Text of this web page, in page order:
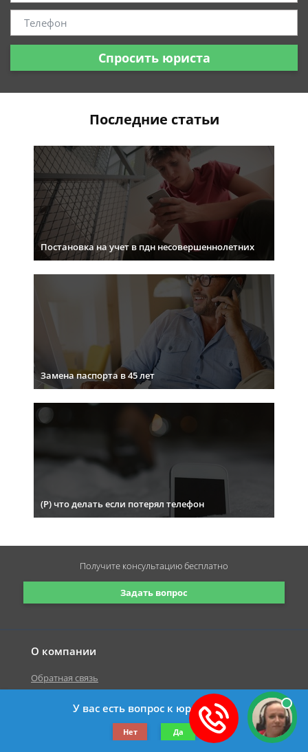
Спросить юриста
Последние статьи
Постановка на учет в пдн несовершеннолетних
Замена паспорта в 45 лет
(Р) что делать если потерял телефон
О компании
Обратная связь
©2019-2026 Все права защищены.
Задать вопрос
Получите консультациюбесплатно
У вас есть вопрос к юристу?
Нет Да